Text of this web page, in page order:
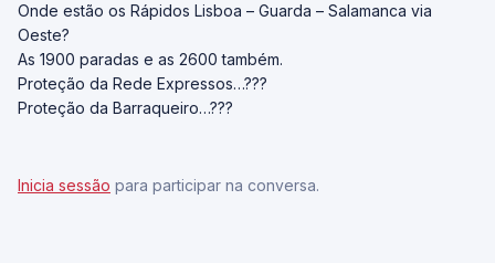
Onde estão os Rápidos Lisboa – Guarda – Salamanca via
Oeste?
As 1900 paradas e as 2600 também.
Proteção da Rede Expressos…???
Proteção da Barraqueiro…???
Inicia sessão para participar na conversa.